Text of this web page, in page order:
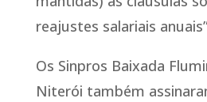
reajustes salariais
Os Sinpros Baixada
Niterói também